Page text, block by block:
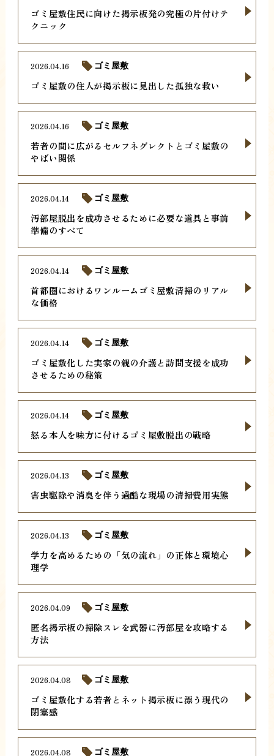
ゴミ屋敷住民に向けた掲示板発の究極の片付けテ
クニック
ゴミ屋敷の住人が掲示板に見出した孤独な救い
2026.04.16 ゴミ屋敷
若者の間に広がるセルフネグレクトとゴミ屋敷の
やばい関係
2026.04.16 ゴミ屋敷
汚部屋脱出を成功させるために必要な道具と事前
準備のすべて
2026.04.14 ゴミ屋敷
首都圏におけるワンルームゴミ屋敷清掃のリアル
な価格
2026.04.14 ゴミ屋敷
ゴミ屋敷化した実家の親の介護と訪問支援を成功
させるための秘策
2026.04.14 ゴミ屋敷
怒る本人を味方に付けるゴミ屋敷脱出の戦略
2026.04.14 ゴミ屋敷
害虫駆除や消臭を伴う過酷な現場の清掃費用実態
2026.04.13 ゴミ屋敷
学力を高めるための「気の流れ」の正体と環境心
理学
2026.04.13 ゴミ屋敷
匿名掲示板の掃除スレを武器に汚部屋を攻略する
方法
2026.04.09 ゴミ屋敷
ゴミ屋敷化する若者とネット掲示板に漂う現代の
閉塞感
2026.04.08 ゴミ屋敷
2026.04.08 ゴミ屋敷